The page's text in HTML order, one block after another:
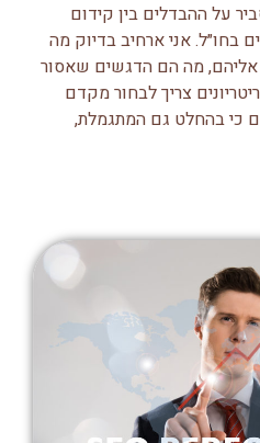
על ההבדלים בין קידום
בחו״ל. אני ארחיב בדיוק מה
מה הם הדגשים שאסור
צריך לבחור מקדם
כי בהחלט גם המתגמלת,